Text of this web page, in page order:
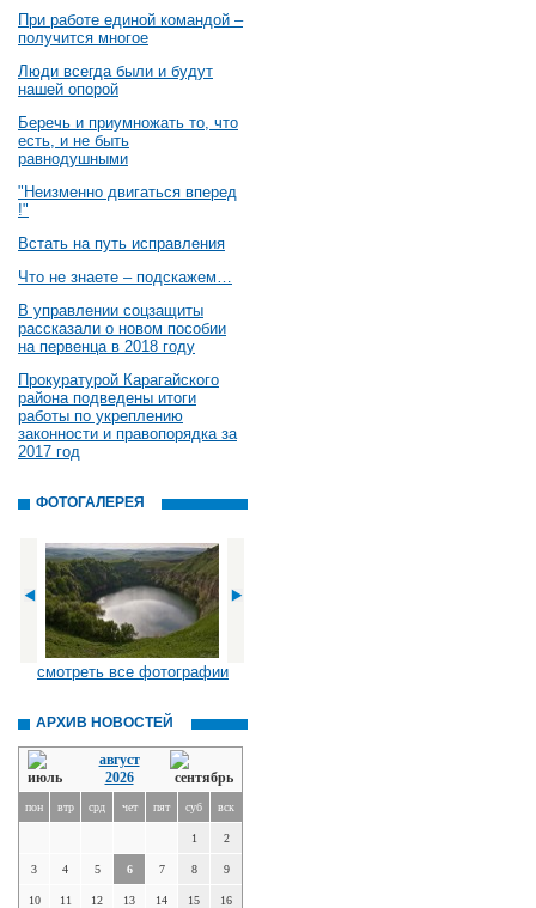
При работе единой командой –
получится многое
Люди всегда были и будут
нашей опорой
Беречь и приумножать то, что
есть, и не быть
равнодушными
"Неизменно двигаться вперед
!"
Встать на путь исправления
Что не знаете – подскажем…
В управлении соцзащиты
рассказали о новом пособии
на первенца в 2018 году
Прокуратурой Карагайского
района подведены итоги
работы по укреплению
законности и правопорядка за
2017 год
ФОТОГАЛЕРЕЯ
смотреть все фотографии
АРХИВ НОВОСТЕЙ
август
2026
пон втр срд чет пят суб вск
1 2
3 4 5 6 7 8 9
10 11 12 13 14 15 16